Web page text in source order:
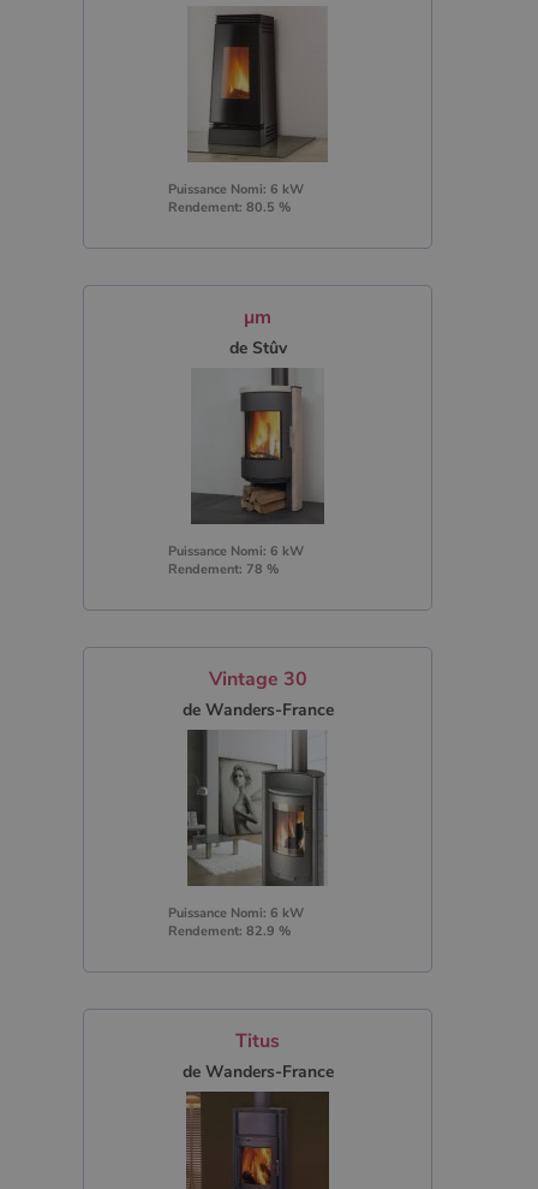
Puissance Nomi: 6 kW
Rendement: 80.5 %
µm
de Stûv
Puissance Nomi: 6 kW
Rendement: 78 %
Vintage 30
de Wanders-France
Puissance Nomi: 6 kW
Rendement: 82.9 %
Titus
de Wanders-France